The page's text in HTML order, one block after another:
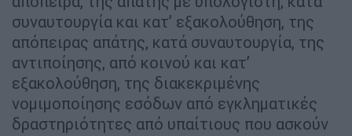
συναυτουργία και κατ’ εξακολούθηση, της
απόπειρας απάτης, κατά συναυτουργία, της
αντιποίησης, από κοινού και κατ’
εξακολούθηση, της διακεκριμένης
νομιμοποίησης εσόδων από εγκληματικές
δραστηριότητες από υπαίτιους που ασκούν